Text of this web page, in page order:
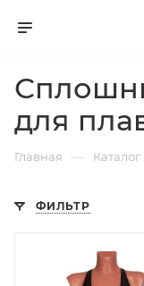
для
Главная — Каталог
ФИЛЬТР